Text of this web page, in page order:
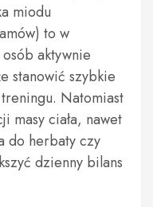
miodu
to w
aktywnie
stanowić szybkie
Natomiast
masy ciała, nawet
do herbaty czy
dzienny bilans